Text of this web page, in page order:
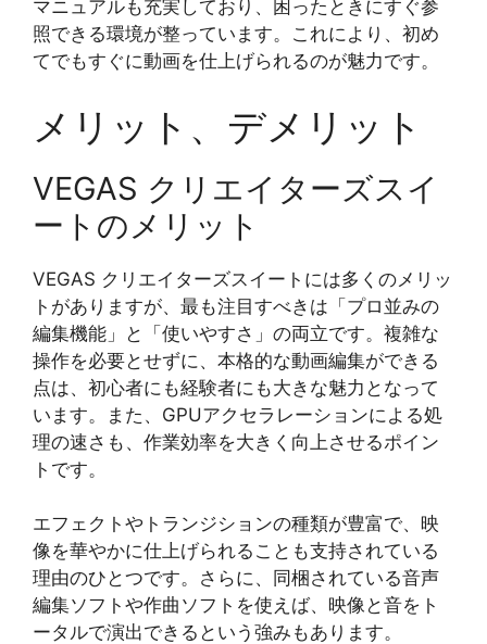
マニュアルも充実しており、困ったときにすぐ参
照できる環境が整っています。これにより、初め
てでもすぐに動画を仕上げられるのが魅力です。
メリット、デメリット
VEGAS クリエイターズスイ
ートのメリット
VEGAS クリエイターズスイートには多くのメリッ
トがありますが、最も注目すべきは「プロ並みの
編集機能」と「使いやすさ」の両立です。複雑な
操作を必要とせずに、本格的な動画編集ができる
点は、初心者にも経験者にも大きな魅力となって
います。また、GPUアクセラレーションによる処
理の速さも、作業効率を大きく向上させるポイン
トです。
エフェクトやトランジションの種類が豊富で、映
像を華やかに仕上げられることも支持されている
理由のひとつです。さらに、同梱されている音声
編集ソフトや作曲ソフトを使えば、映像と音をト
ータルで演出できるという強みもあります。